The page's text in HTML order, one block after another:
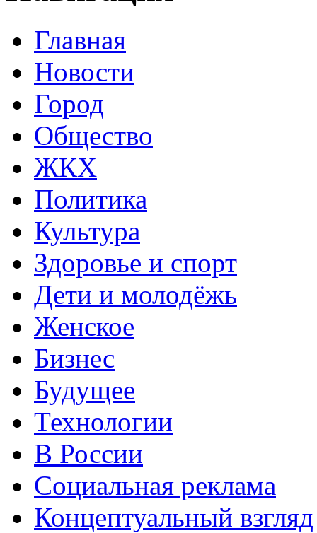
Главная
Новости
Город
Общество
ЖКХ
Политика
Культура
Здоровье и спорт
Дети и молодёжь
Женское
Бизнес
Будущее
Технологии
В России
Социальная реклама
Концептуальный взгляд